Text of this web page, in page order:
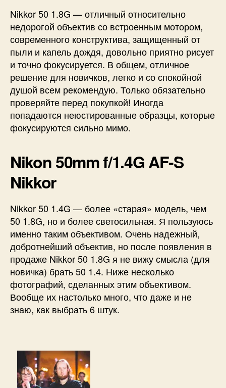
Nikkor 50 1.8G — отличный относительно
недорогой объектив со встроенным мотором,
современного конструктива, защищенный от
пыли и капель дождя, довольно приятно рисует
и точно фокусируется. В общем, отличное
решение для новичков, легко и со спокойной
душой всем рекомендую. Только обязательно
проверяйте перед покупкой! Иногда
попадаются неюстированные образцы, которые
фокусируются сильно мимо.
Nikon 50mm f/1.4G AF-S
Nikkor
Nikkor 50 1.4G — более «старая» модель, чем
50 1.8G, но и более светосильная. Я пользуюсь
именно таким объективом. Очень надежный,
добротнейший объектив, но после появления в
продаже Nikkor 50 1.8G я не вижу смысла (для
новичка) брать 50 1.4. Ниже несколько
фотографий, сделанных этим объективом.
Вообще их настолько много, что даже и не
знаю, как выбрать 6 штук.